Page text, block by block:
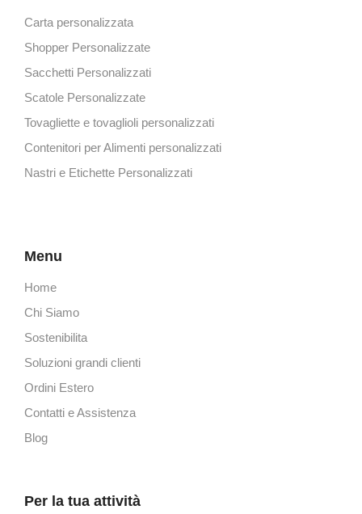
Carta personalizzata
Shopper Personalizzate
Sacchetti Personalizzati
Scatole Personalizzate
Tovagliette e tovaglioli personalizzati
Contenitori per Alimenti personalizzati
Nastri e Etichette Personalizzati
Menu
Home
Chi Siamo
Sostenibilita
Soluzioni grandi clienti
Ordini Estero
Contatti e Assistenza
Blog
Per la tua attività